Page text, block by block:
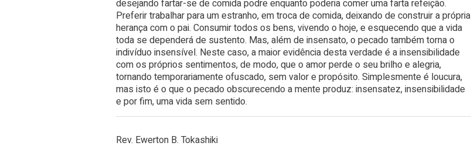
desejando fartar-se de comida podre enquanto poderia comer uma farta refeição.
Preferir trabalhar para um estranho, em troca de comida, deixando de construir a própria
herança com o pai. Consumir todos os bens, vivendo o hoje, e esquecendo que a vida
toda se dependerá de sustento. Mas, além de insensato, o pecado também torna o
indivíduo insensível. Neste caso, a maior evidência desta verdade é a insensibilidade
com os próprios sentimentos, de modo, que o amor perde o seu brilho e alegria,
tornando temporariamente ofuscado, sem valor e propósito. Simplesmente é loucura,
mas isto é o que o pecado obscurecendo a mente produz: insensatez, insensibilidade
e por fim, uma vida sem sentido.
Rev. Ewerton B. Tokashiki